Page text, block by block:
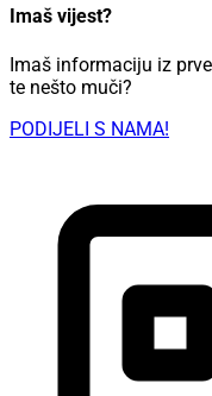
Imaš vijest?
Imaš informaciju iz
te nešto muči?
PODIJELI S NAMA!